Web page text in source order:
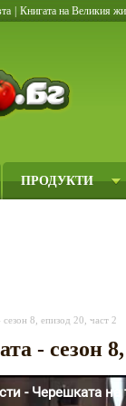
Книгата на Великия
ПРОДУКТИ
8, епизод 20, част 2
- сезон